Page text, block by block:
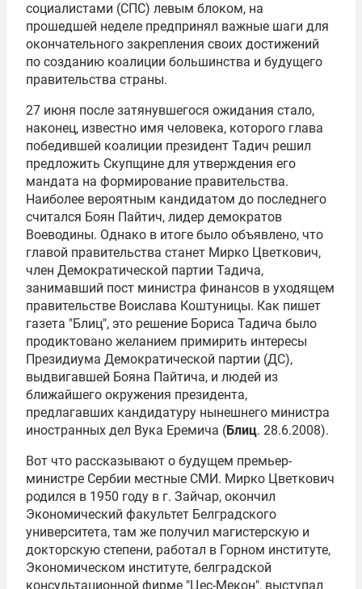
социалистами (СПС) левым блоком, на
прошедшей неделе предпринял важные шаги для
окончательного закрепления своих достижений
по созданию коалиции большинства и будущего
правительства страны.
27 июня после затянувшегося ожидания стало,
наконец, известно имя человека, которого глава
победившей коалиции президент Тадич решил
предложить Скупщине для утверждения его
мандата на формирование правительства.
Наиболее вероятным кандидатом до последнего
считался Боян Пайтич, лидер демократов
Воеводины. Однако в итоге было объявлено, что
главой правительства станет Мирко Цветкович,
член Демократической партии Тадича,
занимавший пост министра финансов в уходящем
правительстве Воислава Коштуницы. Как пишет
газета "Блиц", это решение Бориса Тадича было
продиктовано желанием примирить интересы
Президиума Демократической партии (ДС),
выдвигавшей Бояна Пайтича, и людей из
ближайшего окружения президента,
предлагавших кандидатуру нынешнего министра
иностранных дел Вука Еремича (Блиц. 28.6.2008).
Вот что рассказывают о будущем премьер-
министре Сербии местные СМИ. Мирко Цветкович
родился в 1950 году в г. Зайчар, окончил
Экономический факультет Белградского
университета, там же получил магистерскую и
докторскую степени, работал в Горном институте,
Экономическом институте, белградской
консультационной фирме "Цес-Мекон", выступал